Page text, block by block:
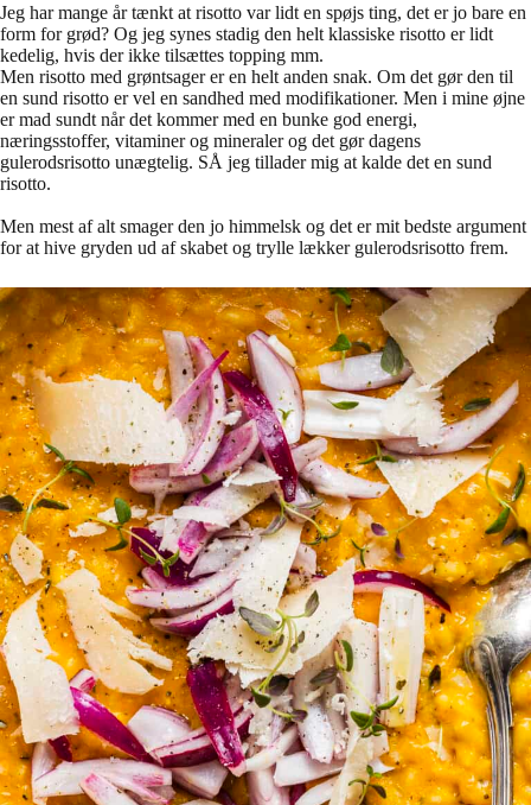
Jeg har mange år tænkt at risotto var lidt en spøjs ting, det er jo bare en
form for grød? Og jeg synes stadig den helt klassiske risotto er lidt
kedelig, hvis der ikke tilsættes topping mm.
Men risotto med grøntsager er en helt anden snak. Om det gør den til
en sund risotto er vel en sandhed med modifikationer. Men i mine øjne
er mad sundt når det kommer med en bunke god energi,
næringsstoffer, vitaminer og mineraler og det gør dagens
gulerodsrisotto unægtelig. SÅ jeg tillader mig at kalde det en sund
risotto.
Men mest af alt smager den jo himmelsk og det er mit bedste argument
for at hive gryden ud af skabet og trylle lækker gulerodsrisotto frem.